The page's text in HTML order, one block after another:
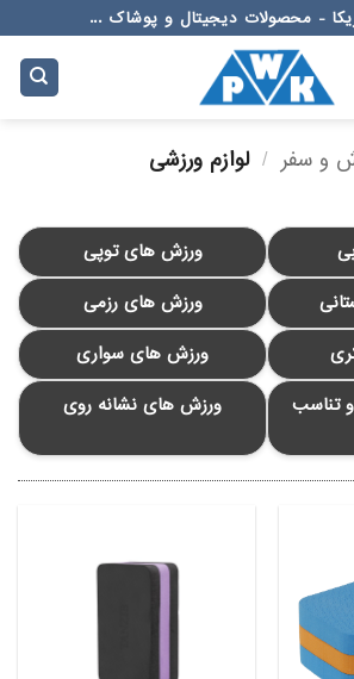
- محصولات دیجیتال و پوشاک ...
و سفر / لوازم ورزشی
ورزش های توپی
ورزش های رزمی
ورزش های سواری
ورزش های نشانه‌ روی
تناسب